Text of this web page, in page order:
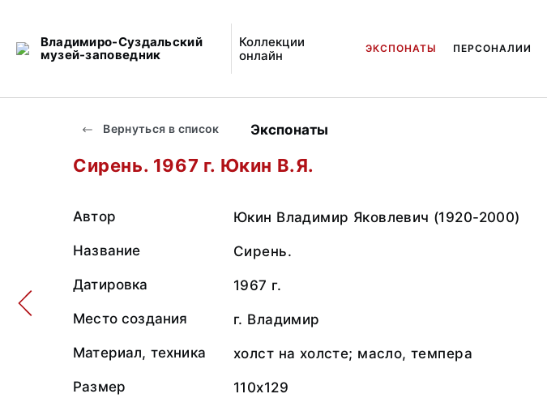
Владимиро-Суздальский
музей-заповедник
Коллекции
онлайн
ЭКСПОНАТЫ ПЕРСОНАЛИИ
Вернуться в список Экспонаты
Сирень. 1967 г. Юкин В.Я.
Автор Юкин Владимир Яковлевич (1920-2000)
Название Сирень.
Датировка 1967 г.
Место создания г. Владимир
Материал, техника холст на холсте; масло, темпера
Размер 110x129